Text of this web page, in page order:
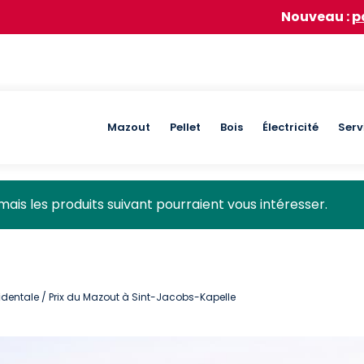
participez à
Main
Mazout Pellet Bois Électricité
les produits suivant pourraient vous intéresser.
/ Prix du Mazout à Sint-Jacobs-Kapelle